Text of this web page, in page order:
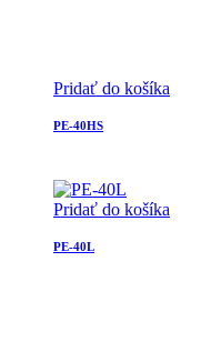
Pridať do košíka
PE-40HS
Pridať do košíka
PE-40L